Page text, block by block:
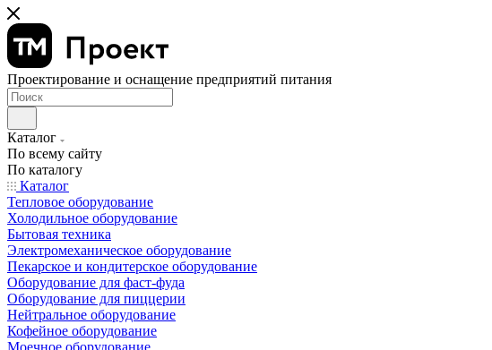
Проектирование и оснащение предприятий питания
Каталог
По всему сайту
По каталогу
Каталог
Тепловое оборудование
Холодильное оборудование
Бытовая техника
Электромеханическое оборудование
Пекарское и кондитерское оборудование
Оборудование для фаст-фуда
Оборудование для пиццерии
Нейтральное оборудование
Кофейное оборудование
Моечное оборудование